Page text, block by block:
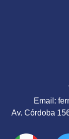
Email:
Av. Córdoba